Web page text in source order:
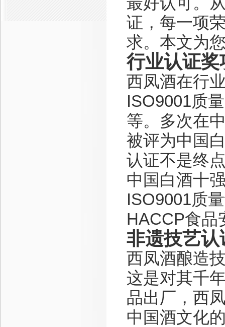
证，每一项
求。本文为
行业认证奖
西凤酒在行
ISO9001质
等。多次在
被评为中国
认证不是终
中国白酒十
ISO9001质
HACCP食品
非遗技艺认
西凤酒酿造
这是对其千
品出厂，西
中国酒文化